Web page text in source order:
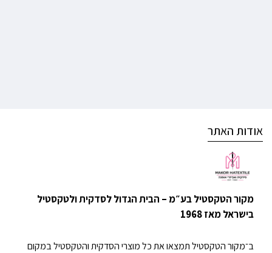
אודות האתר
מקור הטקסטיל בע״מ – הבית הגדול לסדקית ולטקסטיל
בישראל מאז 1968
ב־מקור הטקסטיל תמצאו את כל מוצרי הסדקית והטקסטיל במקום